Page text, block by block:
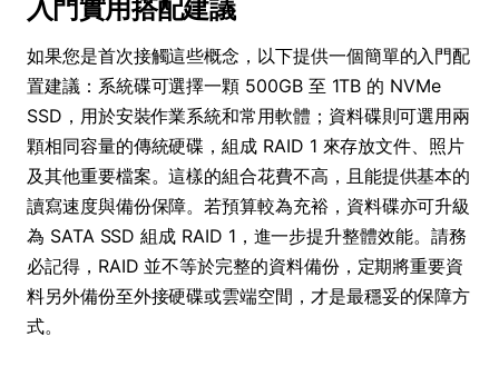
入門實用搭配建議
如果您是首次接觸這些概念，以下提供一個簡單的入門配
置建議：系統碟可選擇一顆 500GB 至 1TB 的 NVMe
SSD，用於安裝作業系統和常用軟體；資料碟則可選用兩
顆相同容量的傳統硬碟，組成 RAID 1 來存放文件、照片
及其他重要檔案。這樣的組合花費不高，且能提供基本的
讀寫速度與備份保障。若預算較為充裕，資料碟亦可升級
為 SATA SSD 組成 RAID 1，進一步提升整體效能。請務
必記得，RAID 並不等於完整的資料備份，定期將重要資
料另外備份至外接硬碟或雲端空間，才是最穩妥的保障方
式。